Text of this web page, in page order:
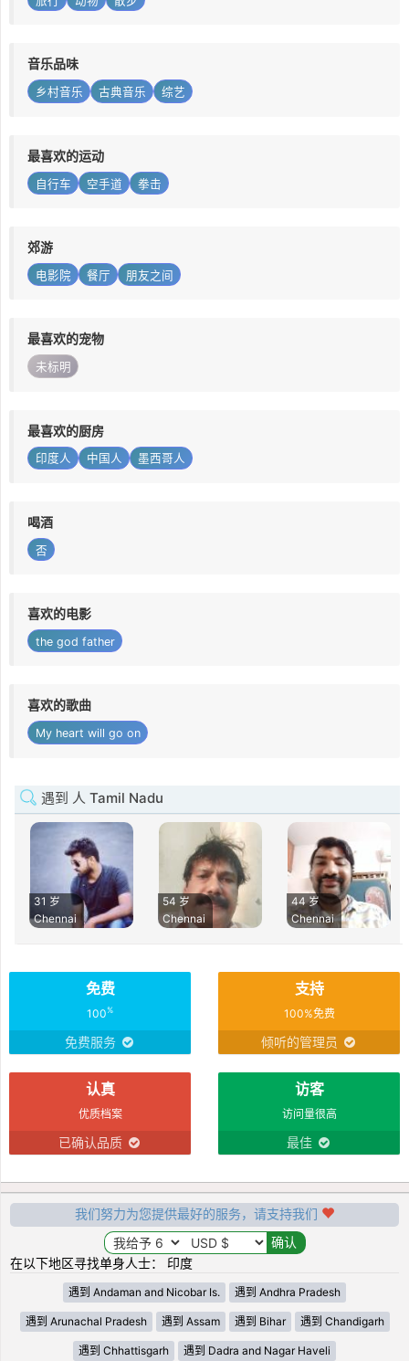
音乐品味
乡村音乐 古典音乐 综艺
最喜欢的运动
自行车 空手道 拳击
郊游
电影院 餐厅 朋友之间
最喜欢的宠物
未标明
最喜欢的厨房
印度人 中国人 墨西哥人
喝酒
否
喜欢的电影
the god father
喜欢的歌曲
My heart will go on
遇到 人 Tamil Nadu
31 岁
Chennai
54 岁
Chennai
44 岁
Chennai
免费
100%
免费服务
支持
100%免费
倾听的管理员
认真
优质档案
已确认品质
访客
访问量很高
最佳
我们努力为您提供最好的服务，请支持我们
在以下地区寻找单身人士： 印度
遇到 Andaman and Nicobar Is. 遇到 Andhra Pradesh
遇到 Arunachal Pradesh 遇到 Assam 遇到 Bihar 遇到 Chandigarh
遇到 Chhattisgarh 遇到 Dadra and Nagar Haveli